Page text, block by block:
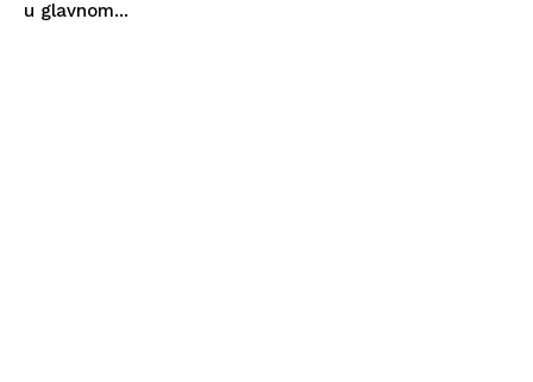
u glavnom...